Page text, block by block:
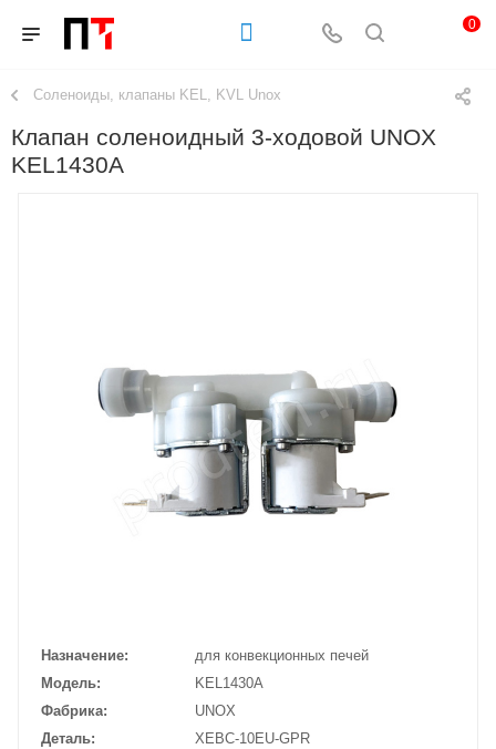
0
Соленоиды, клапаны KEL, KVL Unox
Клапан соленоидный 3-ходовой UNOX
KEL1430A
Назначение
для конвекционных печей
Модель
KEL1430A
Фабрика
UNOX
Деталь
XEBC-10EU-GPR